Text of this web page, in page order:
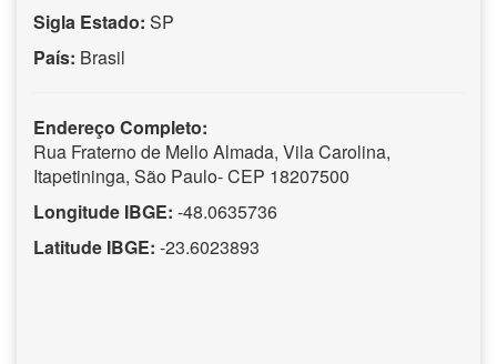
Sigla Estado: SP
País: Brasil
Endereço Completo:
Rua Fraterno de Mello Almada, Vila Carolina,
Itapetininga, São Paulo- CEP 18207500
Longitude IBGE: -48.0635736
Latitude IBGE: -23.6023893